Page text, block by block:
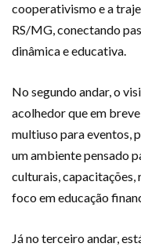
cooperativismo e a
RS/MG, conectando
dinâmica e educativa.
No segundo andar, o
acolhedor que em
multiuso para eventos,
um ambiente pensado
culturais, capacitações,
foco em educação
Já no terceiro andar,